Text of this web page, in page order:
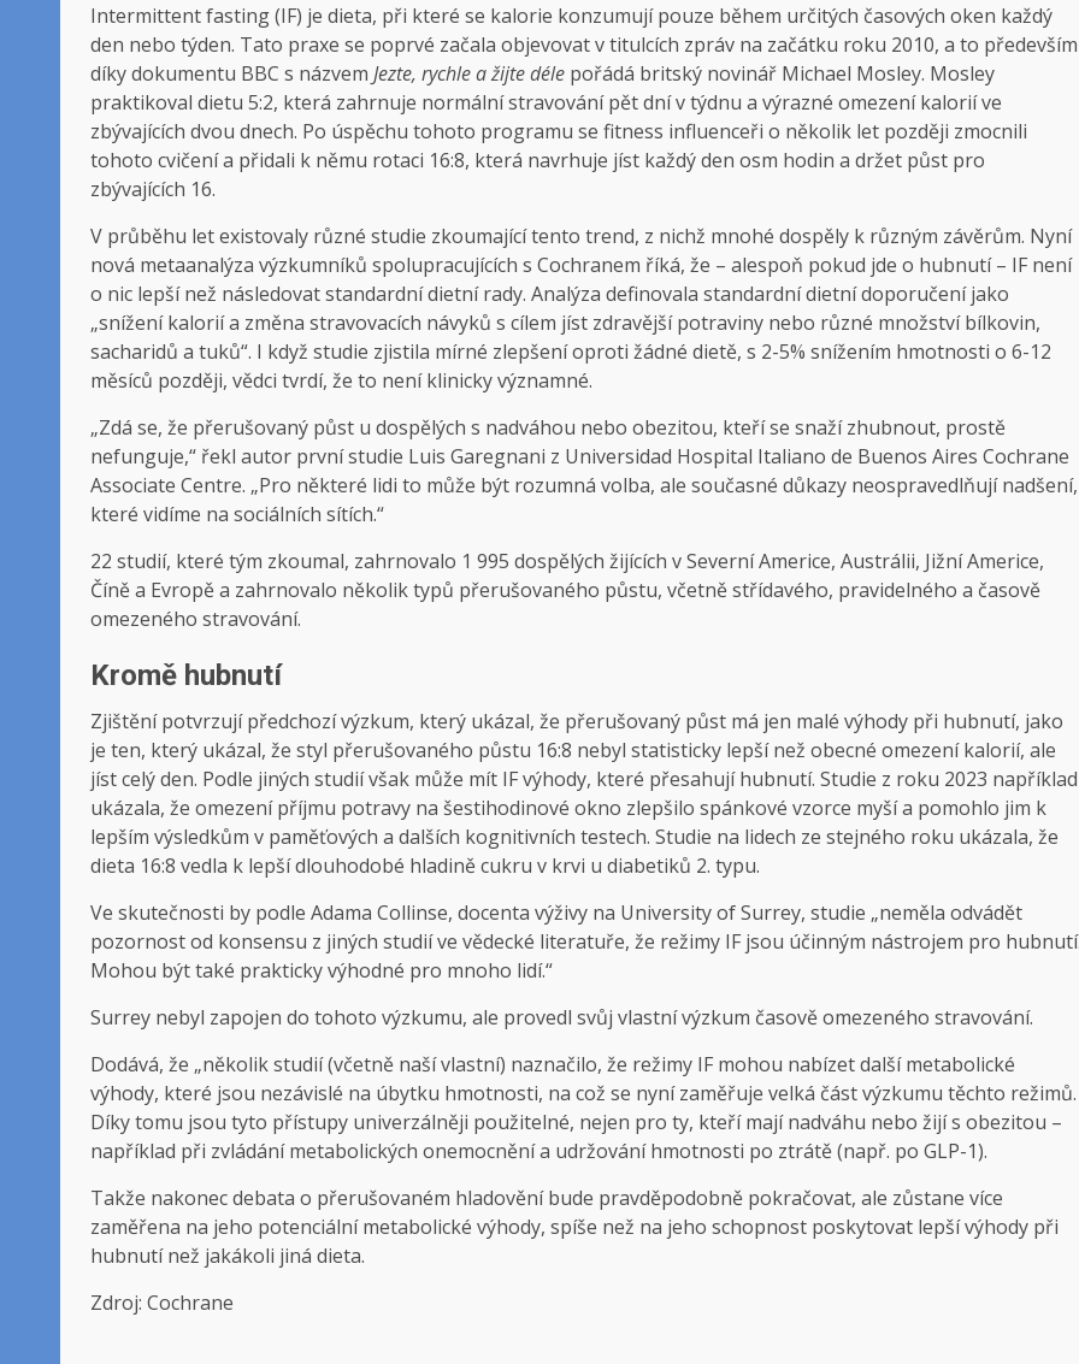
Intermittent fasting (IF) je dieta, při které se kalorie konzumují pouze během určitých časových oken každý
den nebo týden. Tato praxe se poprvé začala objevovat v titulcích zpráv na začátku roku 2010, a to především
díky dokumentu BBC s názvem Jezte, rychle a žijte déle pořádá britský novinář Michael Mosley. Mosley
praktikoval dietu 5:2, která zahrnuje normální stravování pět dní v týdnu a výrazné omezení kalorií ve
zbývajících dvou dnech. Po úspěchu tohoto programu se fitness influenceři o několik let později zmocnili
tohoto cvičení a přidali k němu rotaci 16:8, která navrhuje jíst každý den osm hodin a držet půst pro
zbývajících 16.
V průběhu let existovaly různé studie zkoumající tento trend, z nichž mnohé dospěly k různým závěrům. Nyní
nová metaanalýza výzkumníků spolupracujících s Cochranem říká, že – alespoň pokud jde o hubnutí – IF není
o nic lepší než následovat standardní dietní rady. Analýza definovala standardní dietní doporučení jako
„snížení kalorií a změna stravovacích návyků s cílem jíst zdravější potraviny nebo různé množství bílkovin,
sacharidů a tuků“. I když studie zjistila mírné zlepšení oproti žádné dietě, s 2-5% snížením hmotnosti o 6-12
měsíců později, vědci tvrdí, že to není klinicky významné.
„Zdá se, že přerušovaný půst u dospělých s nadváhou nebo obezitou, kteří se snaží zhubnout, prostě
nefunguje,“ řekl autor první studie Luis Garegnani z Universidad Hospital Italiano de Buenos Aires Cochrane
Associate Centre. „Pro některé lidi to může být rozumná volba, ale současné důkazy neospravedlňují nadšení,
které vidíme na sociálních sítích.“
22 studií, které tým zkoumal, zahrnovalo 1 995 dospělých žijících v Severní Americe, Austrálii, Jižní Americe,
Číně a Evropě a zahrnovalo několik typů přerušovaného půstu, včetně střídavého, pravidelného a časově
omezeného stravování.
Kromě hubnutí
Zjištění potvrzují předchozí výzkum, který ukázal, že přerušovaný půst má jen malé výhody při hubnutí, jako
je ten, který ukázal, že styl přerušovaného půstu 16:8 nebyl statisticky lepší než obecné omezení kalorií, ale
jíst celý den. Podle jiných studií však může mít IF výhody, které přesahují hubnutí. Studie z roku 2023 například
ukázala, že omezení příjmu potravy na šestihodinové okno zlepšilo spánkové vzorce myší a pomohlo jim k
lepším výsledkům v paměťových a dalších kognitivních testech. Studie na lidech ze stejného roku ukázala, že
dieta 16:8 vedla k lepší dlouhodobé hladině cukru v krvi u diabetiků 2. typu.
Ve skutečnosti by podle Adama Collinse, docenta výživy na University of Surrey, studie „neměla odvádět
pozornost od konsensu z jiných studií ve vědecké literatuře, že režimy IF jsou účinným nástrojem pro
Mohou být také prakticky výhodné pro mnoho lidí.“
Surrey nebyl zapojen do tohoto výzkumu, ale provedl svůj vlastní výzkum časově omezeného stravování.
Dodává, že „několik studií (včetně naší vlastní) naznačilo, že režimy IF mohou nabízet další metabolické
výhody, které jsou nezávislé na úbytku hmotnosti, na což se nyní zaměřuje velká část výzkumu těchto režimů.
Díky tomu jsou tyto přístupy univerzálněji použitelné, nejen pro ty, kteří mají nadváhu nebo žijí s obezitou –
například při zvládání metabolických onemocnění a udržování hmotnosti po ztrátě (např. po GLP-1).
Takže nakonec debata o přerušovaném hladovění bude pravděpodobně pokračovat, ale zůstane více
zaměřena na jeho potenciální metabolické výhody, spíše než na jeho schopnost poskytovat lepší výhody při
hubnutí než jakákoli jiná dieta.
Zdroj: Cochrane